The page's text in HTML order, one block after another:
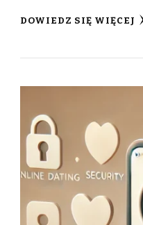
DOWIEDZ SIĘ WIĘCEJ